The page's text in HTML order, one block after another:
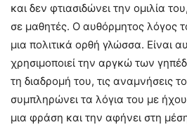
και δεν φτιασιδώνει την ομιλία
σε μαθητές. Ο αυθόρμητος λόγος
μια πολιτικά ορθή γλώσσα. Είναι
χρησιμοποιεί την αργκώ των
τη διαδρομή του, τις αναμνήσεις
συμπληρώνει τα λόγια του με
μια φράση και την αφήνει στη